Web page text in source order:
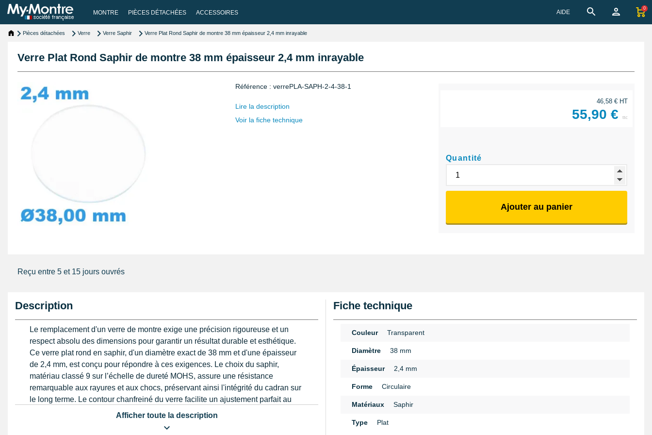
MONTRE PIÈCES DÉTACHÉES ACCESSOIRES AIDE
0
Pièces détachées Verre Verre Saphir Verre Plat Rond Saphir de montre 38 mm épaisseur 2,4 mm inrayable
Verre Plat Rond Saphir de montre 38 mm épaisseur 2,4 mm inrayable
Référence : verrePLA-SAPH-2-4-38-1
Lire la description
Voir la fiche technique
46,58 € HT
55,90 € ttc
Quantité
Ajouter au panier
Reçu entre 5 et 15 jours ouvrés
Description
Le remplacement d'un verre de montre exige une précision rigoureuse et un
respect absolu des dimensions pour garantir un résultat durable et esthétique.
Ce verre plat rond en saphir, d'un diamètre exact de 38 mm et d'une épaisseur
de 2,4 mm, est conçu pour répondre à ces exigences. Le choix du saphir,
matériau classé 9 sur l’échelle de dureté MOHS, assure une résistance
remarquable aux rayures et aux chocs, préservant ainsi l'intégrité du cadran sur
le long terme. Le contour chanfreiné du verre facilite un ajustement parfait au
boîtier, élément essentiel pour éviter toute infiltration et garantir une fixation
Afficher toute la description
Fiche technique
Couleur Transparent
Diamètre 38 mm
Épaisseur 2,4 mm
Forme Circulaire
Matériaux Saphir
Type Plat